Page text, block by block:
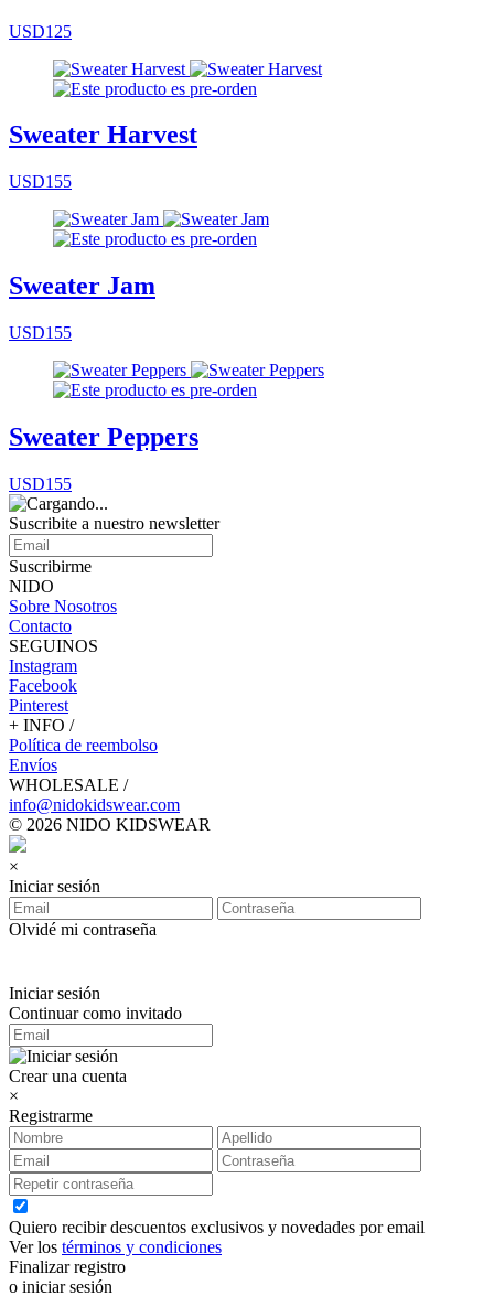
USD125
Sweater Harvest
USD155
Sweater Jam
USD155
Sweater Peppers
USD155
Suscribite a nuestro newsletter
Suscribirme
NIDO
Sobre Nosotros
Contacto
SEGUINOS
Instagram
Facebook
Pinterest
+ INFO /
Política de reembolso
Envíos
WHOLESALE /
info@nidokidswear.com
© 2026 NIDO KIDSWEAR
×
Iniciar sesión
Olvidé mi contraseña
Iniciar sesión
Continuar como invitado
Crear una cuenta
×
Registrarme
Quiero recibir descuentos exclusivos y novedades por email
Ver los términos y condiciones
Finalizar registro
o iniciar sesión